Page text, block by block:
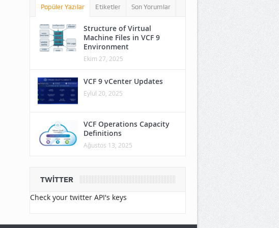
Popüler Yazılar Etiketler Son Yorumlar
Structure of Virtual
Machine Files in VCF 9
Environment
Ekim 27, 2025
VCF 9 vCenter Updates
Eylül 20, 2025
VCF Operations Capacity
Definitions
Ağustos 13, 2025
TWITTER
Check your twitter API's keys